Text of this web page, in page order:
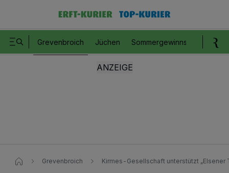
Grevenbroich Jüchen Sommergewinnspiel
Grevenbroich Kirmes-Gesellschaft unterstützt „Elsener